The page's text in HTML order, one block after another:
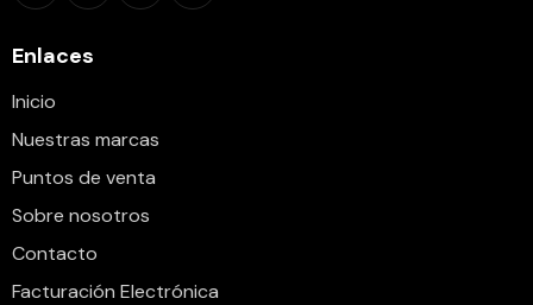
Enlaces
Inicio
Nuestras marcas
Puntos de venta
Sobre nosotros
Contacto
Facturación Electrónica